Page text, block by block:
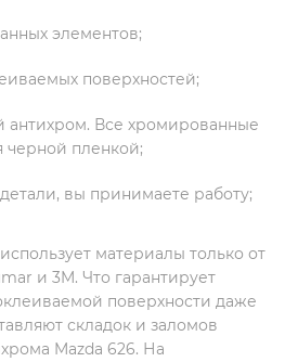
элементов;
поверхностей;
антихром. Все хромированные
черной пленкой;
вы принимаете работу;
материалы только от
и 3M. Что гарантирует
поверхности даже
складок и заломов
Mazda 626. На